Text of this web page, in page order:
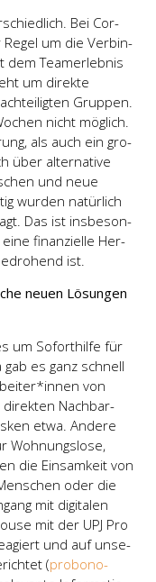
Bei Cor­
um die Ver­bin­
dem Teamer­leb­nis
um direk­te
Grup­pen.
nicht mög­lich.
als auch ein gro­
über alter­na­ti­ve
und neue
wur­den natür­lich
Das ist ins­be­son­
finan­zi­el­le Her­
ist.
neu­en Lösun­gen
um Sofort­hil­fe für
es ganz schnell
von
direk­ten Nach­bar­
etwa. Ande­re
Woh­nungs­lo­se,
die Ein­sam­keit von
oder die
mit digi­ta­len
mit der UPJ Pro
und auf unse­
(probono-